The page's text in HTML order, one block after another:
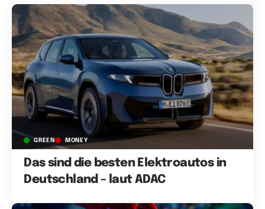
GREEN MONEY
Das sind die besten Elektroautos in
Deutschland – laut ADAC